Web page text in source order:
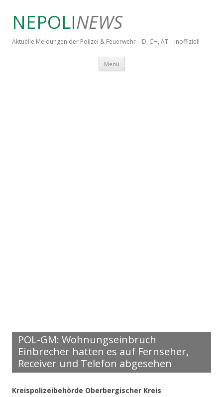
NEPOLINEWS
Aktuelle Meldungen der Polizei & Feuerwehr – D, CH, AT – inoffiziell
Menü Springe zum Inhalt
POL-GM: Wohnungseinbruch
Einbrecher hatten es auf Fernseher,
Receiver und Telefon abgesehen
Kreispolizeibehörde Oberbergischer Kreis